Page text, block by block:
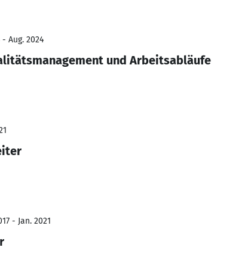
Aug. 2024
und Arbeitsabläufe
- Jan. 2021